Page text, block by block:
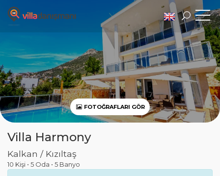
FOTOĞRAFLARI GÖR
Villa Harmony
Kalkan / Kızıltaş
10 Kişi • 5 Oda • 5 Banyo